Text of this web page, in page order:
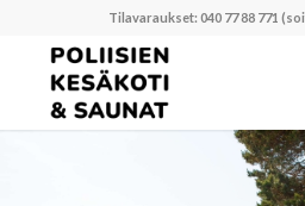
Tilavaraukset: 040 77 88 771